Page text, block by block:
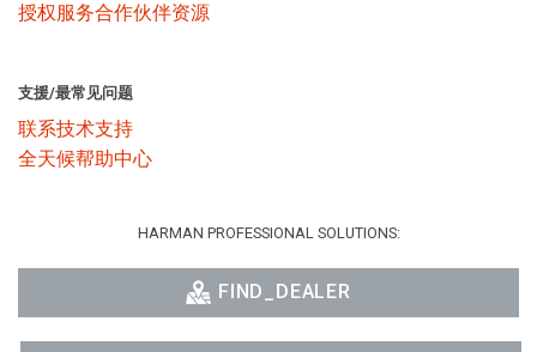
授权服务合作伙伴资源
支援/最常见问题
联系技术支持
全天候帮助中心
HARMAN PROFESSIONAL SOLUTIONS:
FIND_DEALER